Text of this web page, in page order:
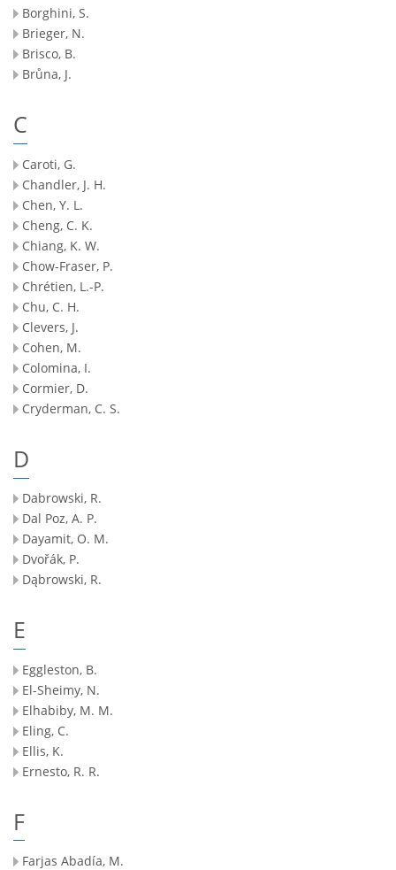
Borghini, S.
Brieger, N.
Brisco, B.
Brůna, J.
C
Caroti, G.
Chandler, J. H.
Chen, Y. L.
Cheng, C. K.
Chiang, K. W.
Chow-Fraser, P.
Chrétien, L.-P.
Chu, C. H.
Clevers, J.
Cohen, M.
Colomina, I.
Cormier, D.
Cryderman, C. S.
D
Dabrowski, R.
Dal Poz, A. P.
Dayamit, O. M.
Dvořák, P.
Dąbrowski, R.
E
Eggleston, B.
El-Sheimy, N.
Elhabiby, M. M.
Eling, C.
Ellis, K.
Ernesto, R. R.
F
Farjas Abadía, M.